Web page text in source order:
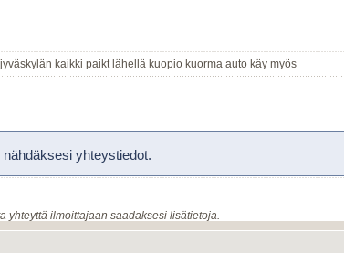
kaikki paikt lähellä kuopio kuorma auto käy myös
yhteystiedot.
yhteyttä ilmoittajaan saadaksesi lisätietoja.